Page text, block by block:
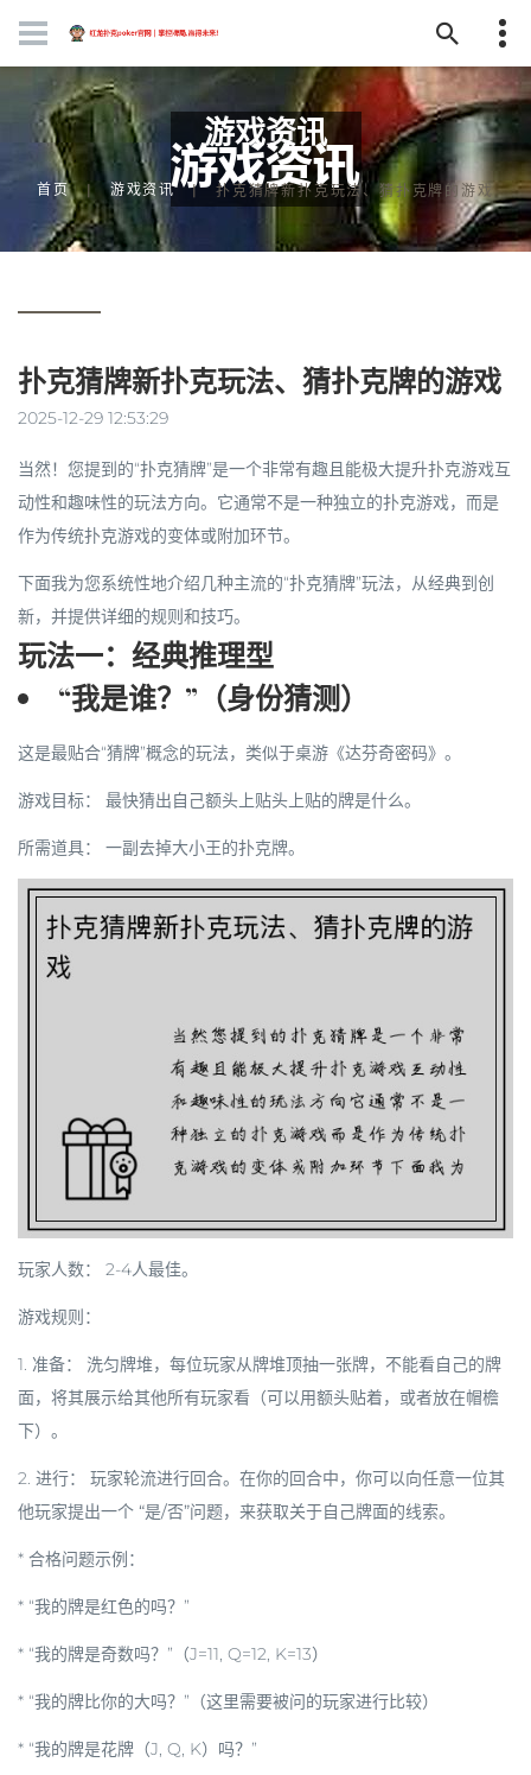
游戏资讯
首页 游戏资讯 扑克猜牌新扑克玩法、猜扑克牌的游戏
扑克猜牌新扑克玩法、猜扑克牌的游戏
2025-12-29 12:53:29
当然！您提到的“扑克猜牌”是一个非常有趣且能极大提升扑克游戏互
动性和趣味性的玩法方向。它通常不是一种独立的扑克游戏，而是
作为传统扑克游戏的变体或附加环节。
下面我为您系统性地介绍几种主流的“扑克猜牌”玩法，从经典到创
新，并提供详细的规则和技巧。
玩法一：经典推理型
“我是谁？”（身份猜测）
这是最贴合“猜牌”概念的玩法，类似于桌游《达芬奇密码》。
游戏目标： 最快猜出自己额头上贴头上贴的牌是什么。
所需道具： 一副去掉大小王的扑克牌。
玩家人数： 2-4人最佳。
游戏规则：
1. 准备： 洗匀牌堆，每位玩家从牌堆顶抽一张牌， 不能看自己的牌
面，将其展示给其他所有玩家看（可以用额头贴着，或者放在帽檐
下）。
2. 进行：
玩家轮流进行回合。在你的回合中，你可以向任意一位其
他玩家提出一个 “是/否”问题，来获取关于自己牌面的线索。
* 合格问题示例：
* “我的牌是红色的吗？”
* “我的牌是奇数吗？”（J=11, Q=12, K=13）
* “我的牌比你的大吗？”（这里需要被问的玩家进行比较）
* “我的牌是花牌（J, Q, K）吗？”